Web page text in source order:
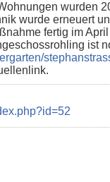
wurden
wurde erneuert
fertig im
ist